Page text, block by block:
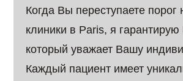
Когда Вы переступаете порог
клиники в Paris, я
который уважает Вашу
Каждый пациент имеет